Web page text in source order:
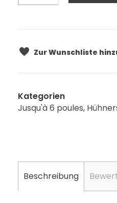
Zur Wunschliste
Kategorien
Jusqu'à 6 poules,
Beschreibung